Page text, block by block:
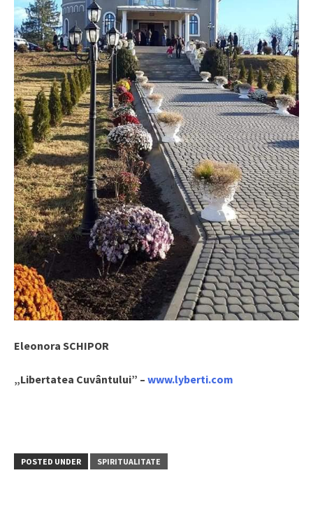
Eleonora SCHIPOR
„Libertatea Cuvântului” – www.lyberti.com
POSTED UNDER SPIRITUALITATE